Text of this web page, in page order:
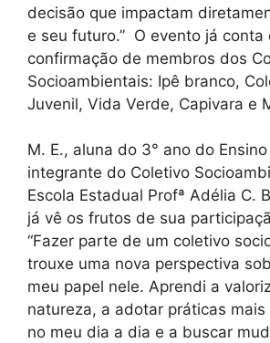
decisão que impactam
e seu futuro.” O evento já conta
confirmação de membros dos
Socioambientais: Ipê branco,
Juvenil, Vida Verde, Capivara e
M. E., aluna do 3° ano do
integrante do Coletivo
Escola Estadual Profª Adélia C.
já vê os frutos de sua
“Fazer parte de um coletivo
trouxe uma nova perspectiva
meu papel nele. Aprendi a
natureza, a adotar práticas
no meu dia a dia e a buscar